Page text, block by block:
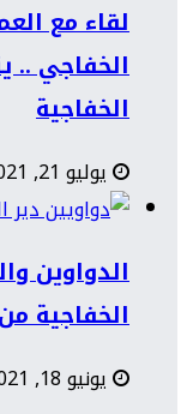
لقاء مع
الخفاجي ..
الخفاجية
يوليو 21, 2021
الدواوين
الخفاجية من
يونيو 18, 2021